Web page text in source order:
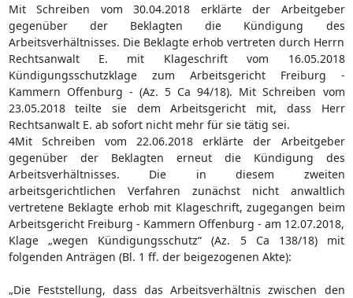
Mit Schreiben vom 30.04.2018 erklärte der Arbeitgeber
gegenüber der Beklagten die Kündigung des
Arbeitsverhältnisses. Die Beklagte erhob vertreten durch Herrn
Rechtsanwalt E. mit Klageschrift vom 16.05.2018
Kündigungsschutzklage zum Arbeitsgericht Freiburg -
Kammern Offenburg - (Az. 5 Ca 94/18). Mit Schreiben vom
23.05.2018 teilte sie dem Arbeitsgericht mit, dass Herr
Rechtsanwalt E. ab sofort nicht mehr für sie tätig sei.
4Mit Schreiben vom 22.06.2018 erklärte der Arbeitgeber
gegenüber der Beklagten erneut die Kündigung des
Arbeitsverhältnisses. Die in diesem zweiten
arbeitsgerichtlichen Verfahren zunächst nicht anwaltlich
vertretene Beklagte erhob mit Klageschrift, zugegangen beim
Arbeitsgericht Freiburg - Kammern Offenburg - am 12.07.2018,
Klage „wegen Kündigungsschutz“ (Az. 5 Ca 138/18) mit
folgenden Anträgen (Bl. 1 ff. der beigezogenen Akte):
„Die Feststellung, dass das Arbeitsverhältnis zwischen den